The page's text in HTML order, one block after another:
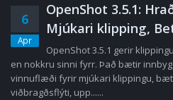
6
Apr
OpenShot 3.5.1:
Mjúkari klipping,
OpenShot 3.5.1 gerir
en nokkru sinni fyrr. Það bætir
vinnuflæði fyrir mjúkari klippingu,
viðbragðsflýti, upp......